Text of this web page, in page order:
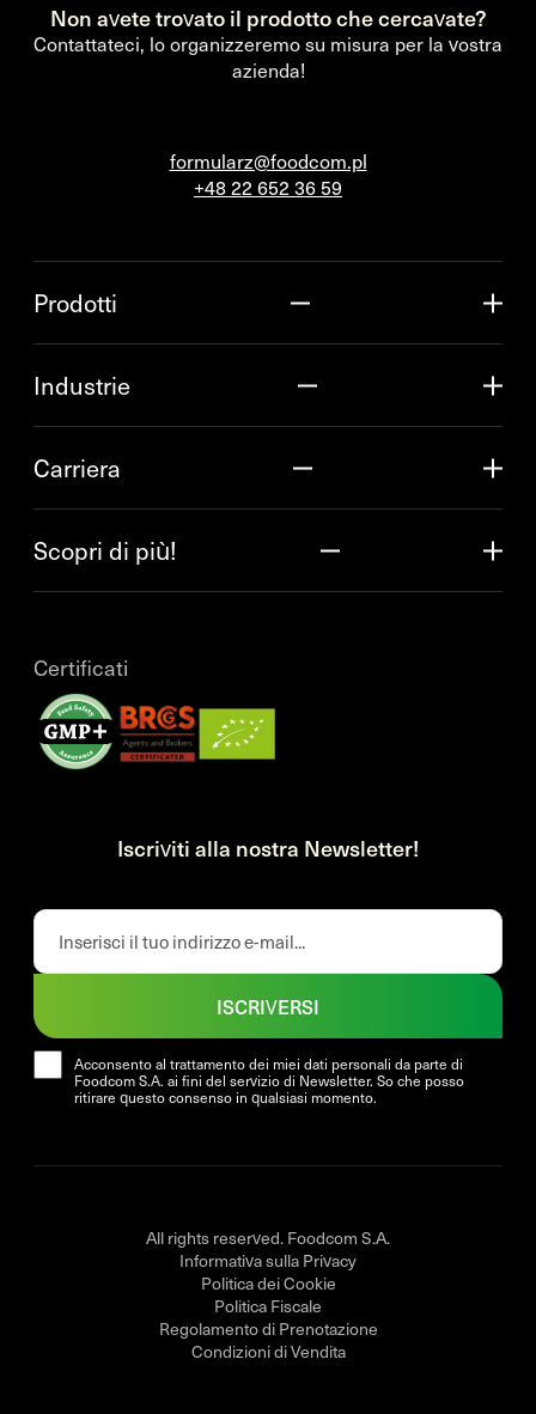
Non avete trovato il prodotto che cercavate?
Contattateci, lo organizzeremo su misura per la vostra
azienda!
formularz@foodcom.pl
+48 22 652 36 59
Prodotti
Industrie
Carriera
Scopri di più!
Certificati
Iscriviti alla nostra Newsletter!
Acconsento al trattamento dei miei dati personali da parte di
Foodcom S.A. ai fini del servizio di Newsletter. So che posso
ritirare questo consenso in qualsiasi momento.
ISCRIVERSI
All rights reserved. Foodcom S.A.
Informativa sulla Privacy
Politica dei Cookie
Politica Fiscale
Regolamento di Prenotazione
Condizioni di Vendita